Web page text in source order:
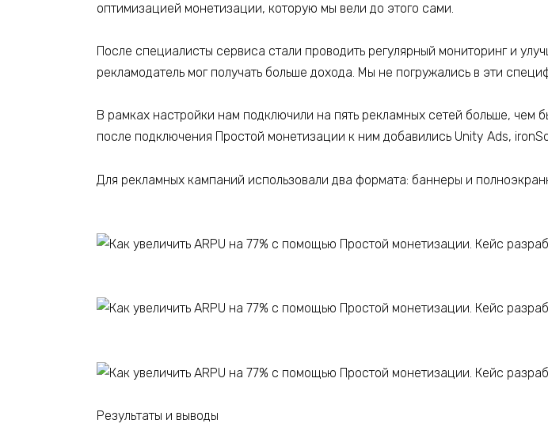
оптимизацией монетизации, которую мы вели до этого сами.
После специалисты сервиса стали проводить регулярный мониторинг и
рекламодатель мог получать больше дохода. Мы не погружались в эти
В рамках настройки нам подключили на пять рекламных сетей больше, чем
после подключения Простой монетизации к ним добавились Unity Ads,
Для рекламных кампаний использовали два формата: баннеры и
Результаты и выводы